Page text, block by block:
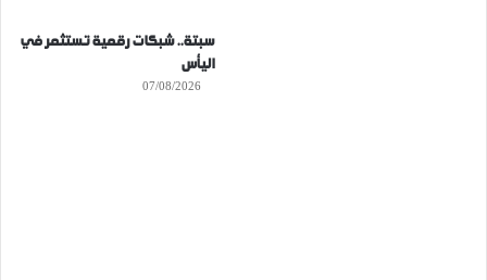
سبتة.. شبكات رقمية تستثمر في
اليأس
07/08/2026